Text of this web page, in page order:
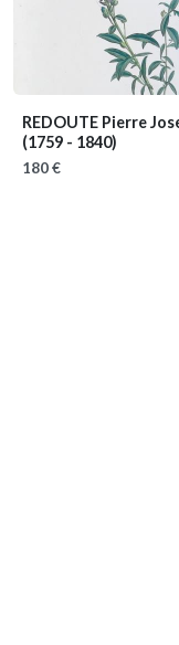
REDOUTE Pierre
(1759 - 1840)
180 €